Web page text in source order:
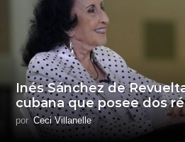
Inés Sánchez de
cubana que posee dos
por Ceci Villanelle